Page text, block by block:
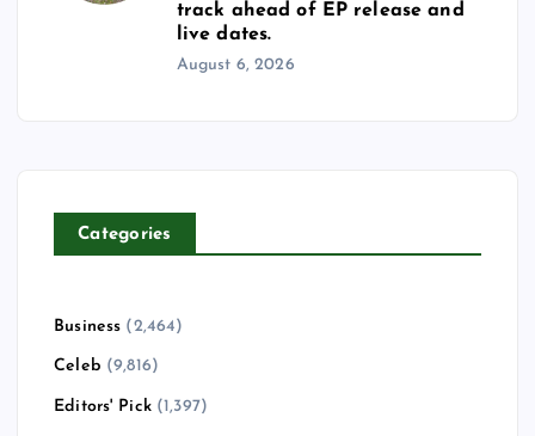
track ahead of EP release and
live dates.
August 6, 2026
Categories
Business (2,464)
Celeb (9,816)
Editors' Pick(1,397)